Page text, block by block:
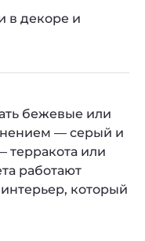
в декоре и
бежевые или
— серый и
терракота или
работают
который